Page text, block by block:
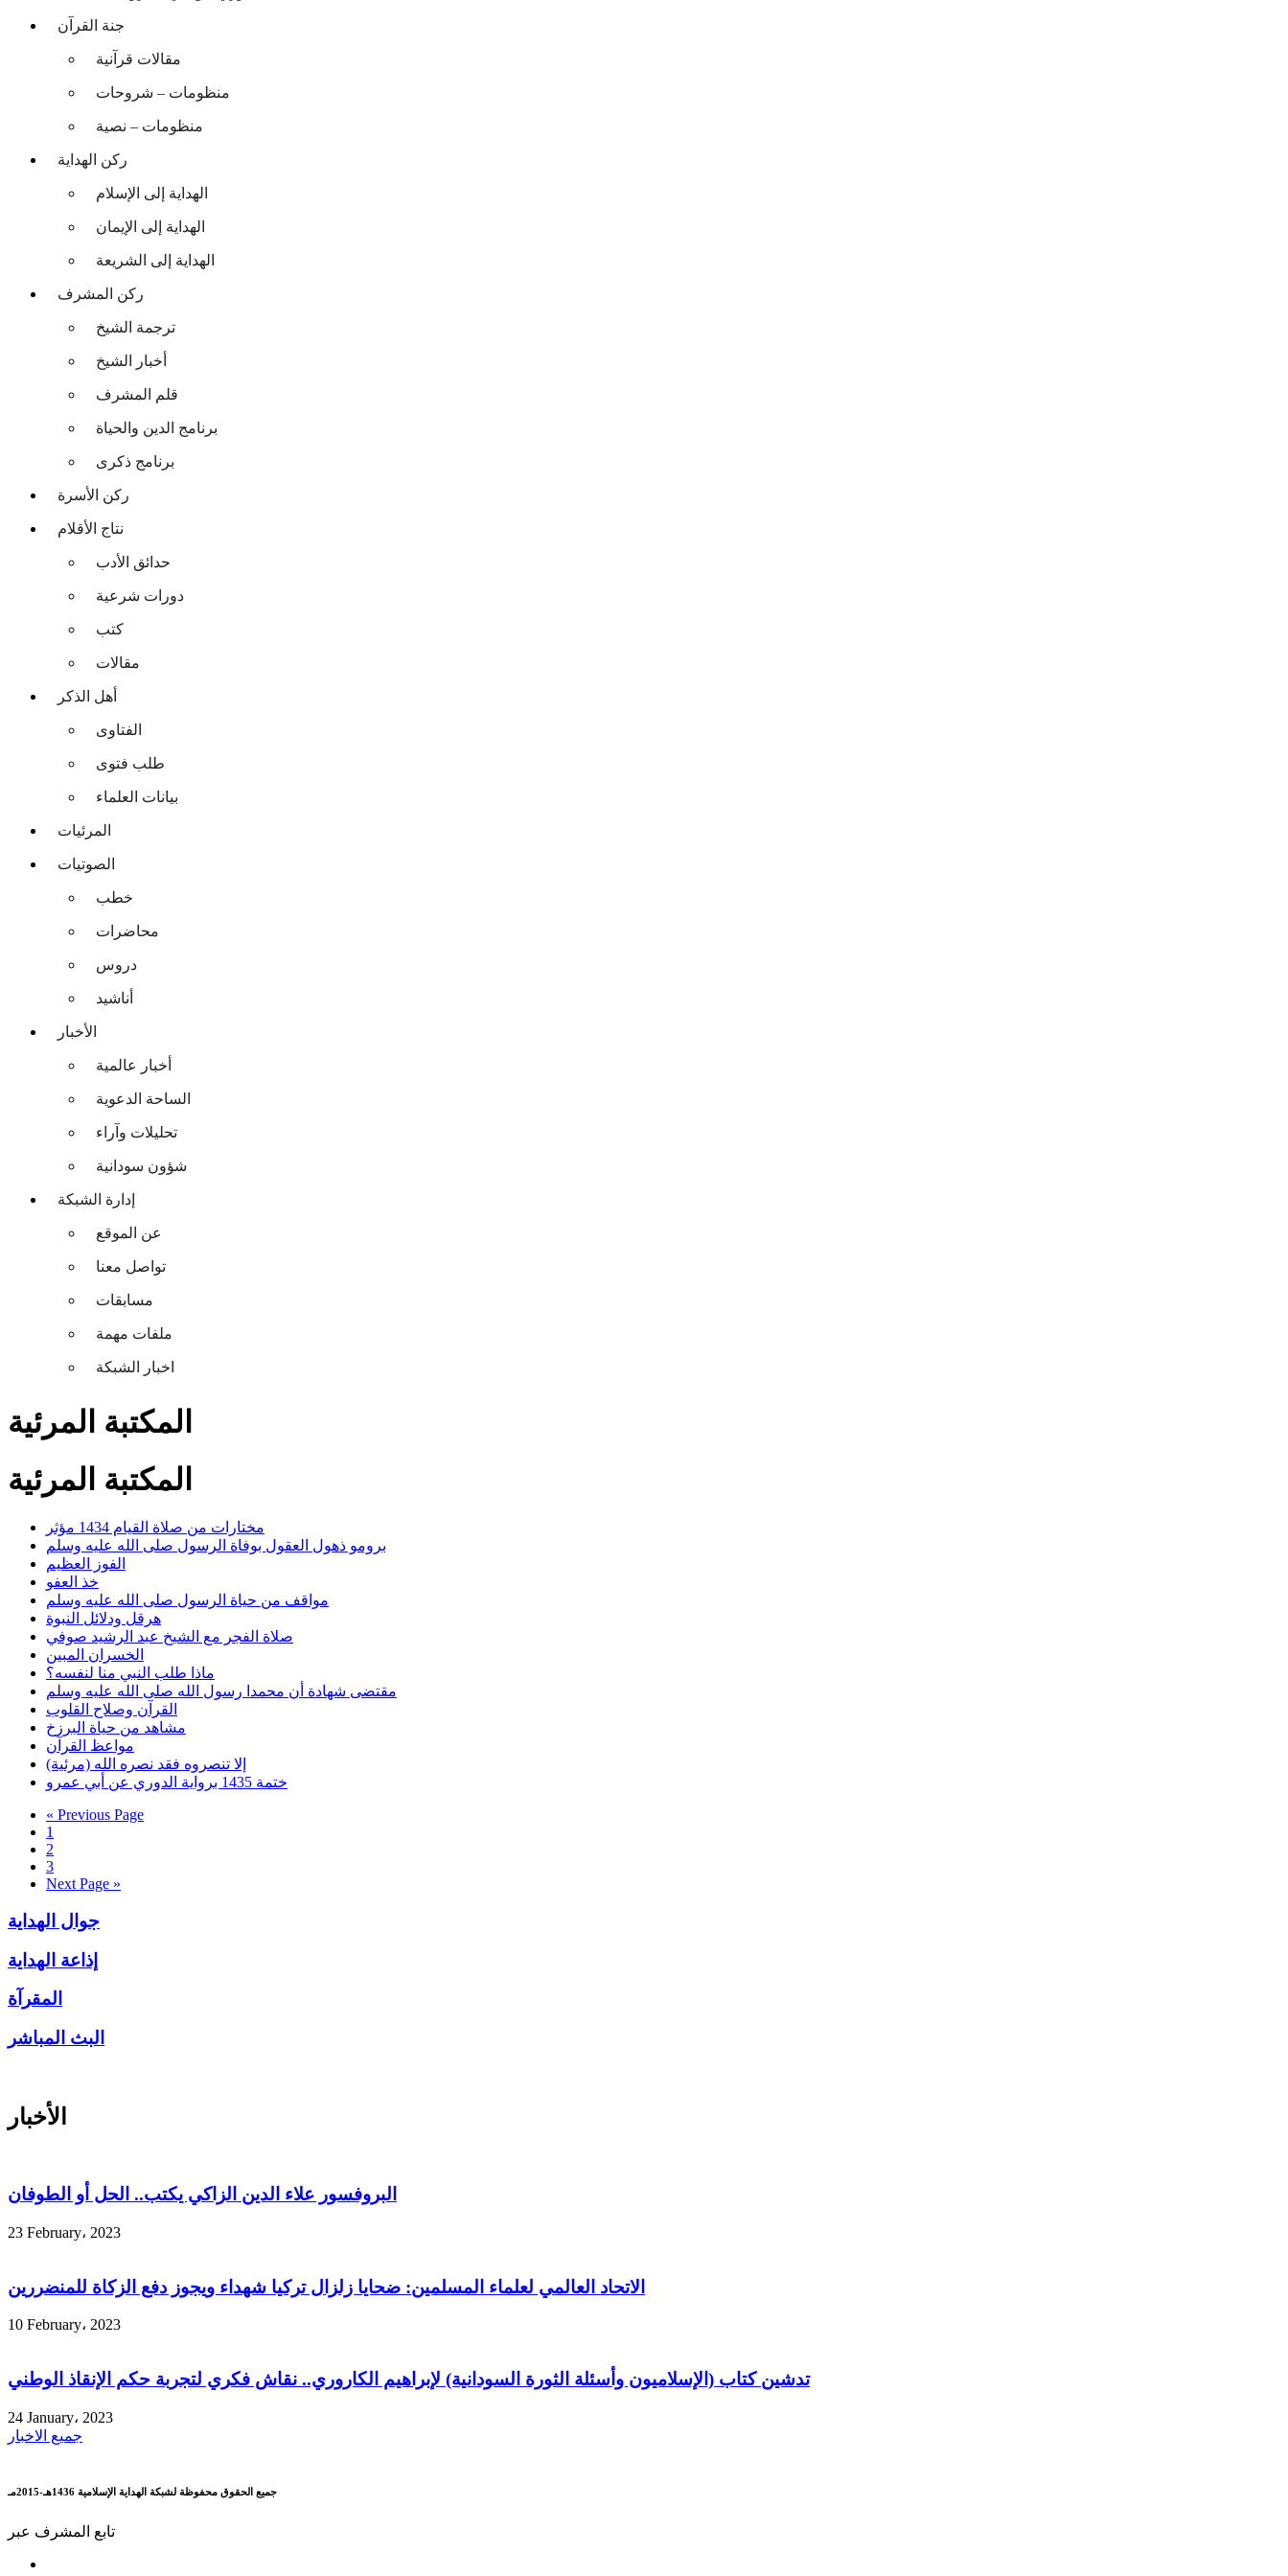
جنة القرآن
مقالات قرآنية
منظومات – شروحات
منظومات – نصية
ركن الهداية
الهداية إلى الإسلام
الهداية إلى الإيمان
الهداية إلى الشريعة
ركن المشرف
ترجمة الشيخ
أخبار الشيخ
قلم المشرف
برنامج الدين والحياة
برنامج ذكرى
ركن الأسرة
نتاج الأقلام
حدائق الأدب
دورات شرعية
كتب
مقالات
أهل الذكر
الفتاوى
طلب فتوى
بيانات العلماء
المرئيات
الصوتيات
خطب
محاضرات
دروس
أناشيد
الأخبار
أخبار عالمية
الساحة الدعوية
تحليلات وآراء
شؤون سودانية
إدارة الشبكة
عن الموقع
تواصل معنا
مسابقات
ملفات مهمة
اخبار الشبكة
المكتبة المرئية
المكتبة المرئية
مختارات من صلاة القيام 1434 مؤثر
برومو ذهول العقول بوفاة الرسول صلى الله عليه وسلم
الفوز العظيم
خذ العفو
مواقف من حياة الرسول صلى الله عليه وسلم
هرقل ودلائل النبوة
صلاة الفجر مع الشيخ عبد الرشيد صوفي
الخسران المبين
ماذا طلب النبي منا لنفسه؟
مقتضى شهادة أن محمدا رسول الله صلى الله عليه وسلم
القرآن وصلاح القلوب
مشاهد من حياة البرزخ
مواعظ القرآن
إلا تنصروه فقد نصره الله (مرئية)
ختمة 1435 برواية الدوري عن أبي عمرو
« Previous Page
1
2
3
Next Page »
جوال الهداية
إذاعة الهداية
المقرآة
البث المباشر
الأخبار
البروفسور علاء الدين الزاكي يكتب.. الحل أو الطوفان
23 February، 2023
الاتحاد العالمي لعلماء المسلمين: ضحايا زلزال تركيا شهداء ويجوز دفع الزكاة للمنضررين
10 February، 2023
تدشين كتاب (الإسلاميون وأسئلة الثورة السودانية) لإبراهيم الكاروري.. نقاش فكري لتجربة حكم الإنقاذ الوطني
24 January، 2023
جميع الاخبار
جميع الحقوق محفوظة لشبكة الهداية الإسلامية 1436هـ-2015مـ
تابع المشرف عبر